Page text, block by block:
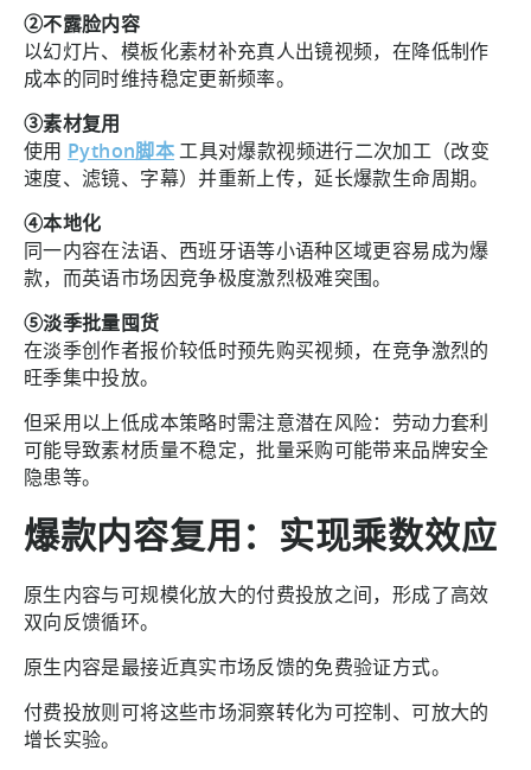
②不露脸内容
以幻灯片、模板化素材补充真人出镜视频，在降低制作
成本的同时维持稳定更新频率。
③素材复用
使用 Python脚本工具对爆款视频进行二次加工（改变
速度、滤镜、字幕）并重新上传，延长爆款生命周期。
④本地化
同一内容在法语、西班牙语等小语种区域更容易成为爆
款，而英语市场因竞争极度激烈极难突围。
⑤淡季批量囤货
在淡季创作者报价较低时预先购买视频，在竞争激烈的
旺季集中投放。
但采用以上低成本策略时需注意潜在风险：劳动力套利
可能导致素材质量不稳定，批量采购可能带来品牌安全
隐患等。
爆款内容复用：实现乘数效应
原生内容与可规模化放大的付费投放之间，形成了高效
双向反馈循环。
原生内容是最接近真实市场反馈的免费验证方式。
付费投放则可将这些市场洞察转化为可控制、可放大的
增长实验。